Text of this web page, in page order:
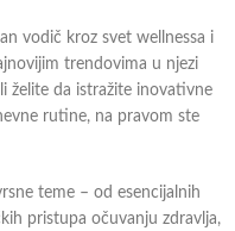
vodič kroz svet wellnessa i
trendovima u njezi
želite da istražite inovativne
rutine, na pravom ste
teme – od esencijalnih
pristupa očuvanju zdravlja,